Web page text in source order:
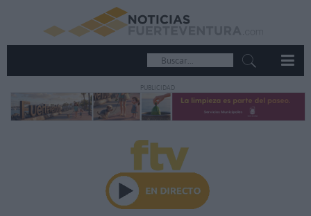
PUBLICIDAD